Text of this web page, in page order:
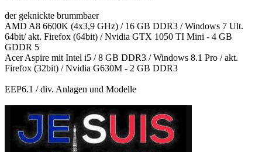
der geknickte brummbaer
AMD A8 6600K (4x3,9 GHz) / 16 GB DDR3 / Windows 7 Ult.
64bit/ akt. Firefox (64bit) / Nvidia GTX 1050 TI Mini - 4 GB
GDDR 5
Acer Aspire mit Intel i5 / 8 GB DDR3 / Windows 8.1 Pro / akt.
Firefox (32bit) / Nvidia G630M - 2 GB DDR3
EEP6.1 / div. Anlagen und Modelle